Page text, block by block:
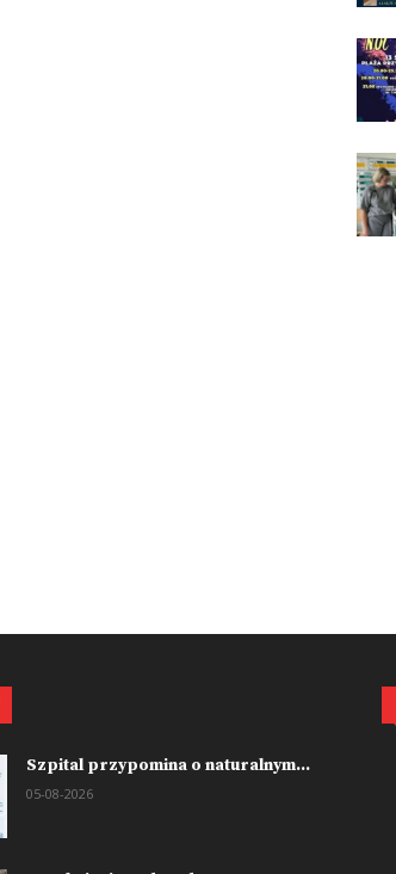
Szpital przypomina o naturalnym...
05-08-2026